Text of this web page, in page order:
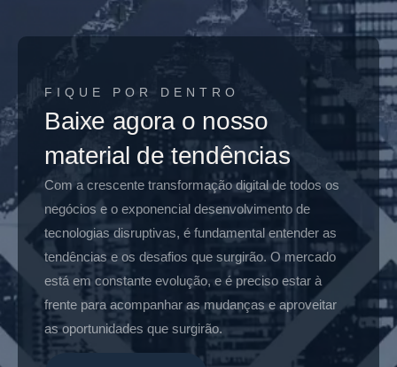
FIQUE POR DENTRO
Baixe agora o nosso
material de tendências
Com a crescente transformação digital de todos os
negócios e o exponencial desenvolvimento de
tecnologias disruptivas, é fundamental entender as
tendências e os desafios que surgirão. O mercado
está em constante evolução, e é preciso estar à
frente para acompanhar as mudanças e aproveitar
as oportunidades que surgirão.